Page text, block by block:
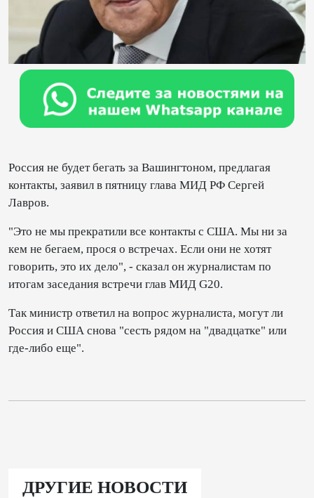
Россия не будет бегать за Вашингтоном, предлагая
контакты, заявил в пятницу глава МИД РФ Сергей
Лавров.
"Это не мы прекратили все контакты с США. Мы ни за
кем не бегаем, прося о встречах. Если они не хотят
говорить, это их дело", - сказал он журналистам по
итогам заседания встречи глав МИД G20.
Так министр ответил на вопрос журналиста, могут ли
Россия и США снова "сесть рядом на "двадцатке" или
где-либо еще".
ДРУГИЕ НОВОСТИ